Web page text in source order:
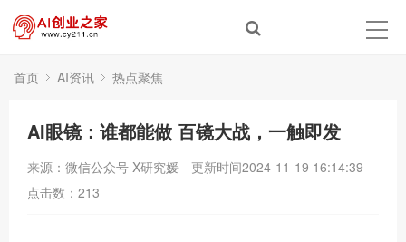
首页 AI资讯 热点聚焦
AI眼镜：谁都能做 百镜大战，一触即发
来源：微信公众号 X研究媛
更新时间2024-11-19 16:14:39
点击数： 213